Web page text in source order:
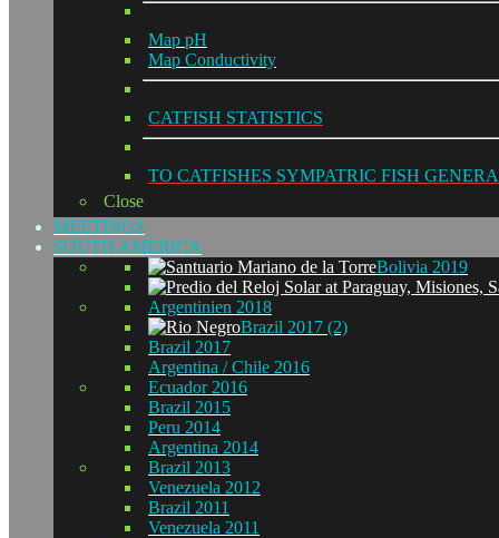
Map pH
Map Conductivity
CATFISH STATISTICS
TO CATFISHES SYMPATRIC FISH GENERA
Close
MEETINGS
SOUTH AMERICA
Bolivia 2019
Argentinien 2018
Brazil 2017 (2)
Brazil 2017
Argentina / Chile 2016
Ecuador 2016
Brazil 2015
Peru 2014
Argentina 2014
Brazil 2013
Venezuela 2012
Brazil 2011
Venezuela 2011